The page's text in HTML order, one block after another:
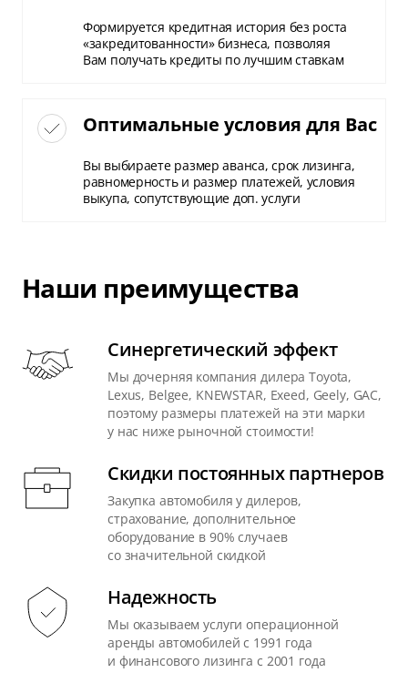
Формируется кредитная история без роста
«закредитованности» бизнеса, позволяя
Вам получать кредиты по лучшим ставкам
Оптимальные условия для Вас
Вы выбираете размер аванса, срок лизинга,
равномерность и размер платежей, условия
выкупа, сопутствующие доп. услуги
Наши преимущества
Синергетический эффект
Мы дочерняя компания дилера Toyota,
Lexus, Belgee, KNEWSTAR, Exeed, Geely, GAC,
поэтому размеры платежей на эти марки
у нас ниже рыночной стоимости!
Скидки постоянных партнеров
Закупка автомобиля у дилеров,
страхование, дополнительное
оборудование в 90% случаев
со значительной скидкой
Надежность
Мы оказываем услуги операционной
аренды автомобилей с 1991 года
и финансового лизинга с 2001 года